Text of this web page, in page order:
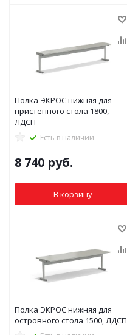
Полка ЭКРОС нижняя для
пристенного стола 1800,
ЛДСП
Есть в наличии
8 740 руб.
В корзину
Полка ЭКРОС нижняя для
островного стола 1500, ЛДСП